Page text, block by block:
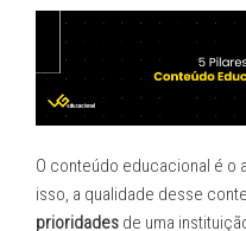
da
Produção
de
Conteúdo
na
do
O conteúdo educacional é o
isso, a qualidade desse
prioridades de uma